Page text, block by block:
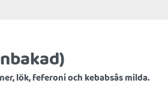
lök, feferoni och kebabsås milda.